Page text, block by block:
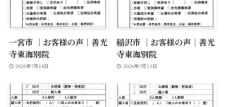
一宮市 ｜お客様の声｜善光
寺東海別院
2026年7月14日
稲沢市 ｜お客様の声｜善光
寺東海別院
2026年7月13日